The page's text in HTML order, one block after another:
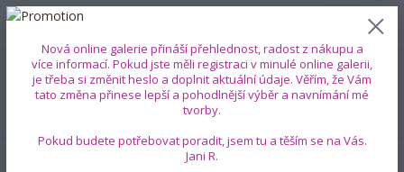
Menu
+420 739 353 708 0 ks
0 Kč
Nová online galerie přináší přehlednost, radost z nákupu a
více informací. Pokud jste měli registraci v minulé online galerii,
je třeba si změnit heslo a doplnit aktuální údaje. Věřím, že Vám
tato změna přinese lepší a pohodlnější výběr a navnímání mé
tvorby.
Pokud budete potřebovat poradit, jsem tu a těším se na Vás.
Jani R.